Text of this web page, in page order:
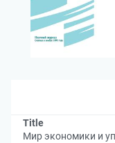
Title
Мир экономики и